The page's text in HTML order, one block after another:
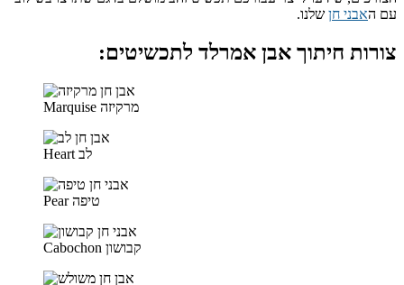
עם האבני חן שלנו.
צורות חיתוך אבן אמרלד לתכשיטים:
Marquise מרקיזה
Heart לב
Pear טיפה
Cabochon קבושון